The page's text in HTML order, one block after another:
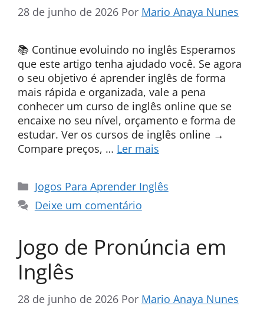
28 de junho de 2026 Por Mario Anaya Nunes
📚 Continue evoluindo no inglês Esperamos
que este artigo tenha ajudado você. Se agora
o seu objetivo é aprender inglês de forma
mais rápida e organizada, vale a pena
conhecer um curso de inglês online que se
encaixe no seu nível, orçamento e forma de
estudar. Ver os cursos de inglês online →
Compare preços, … Ler mais
Categorias
Jogos Para Aprender Inglês
Deixe um comentário
Jogo de Pronúncia em
Inglês
28 de junho de 2026 Por Mario Anaya Nunes